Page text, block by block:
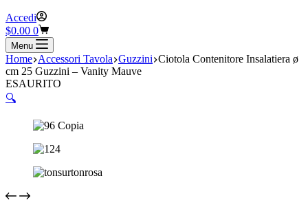
Accedi
Carrello
$0.00 0
Menu
Home Accessori Tavola Guzzini Ciotola Contenitore Insalatiera ø
cm 25 Guzzini – Vanity Mauve
ESAURITO
🔍